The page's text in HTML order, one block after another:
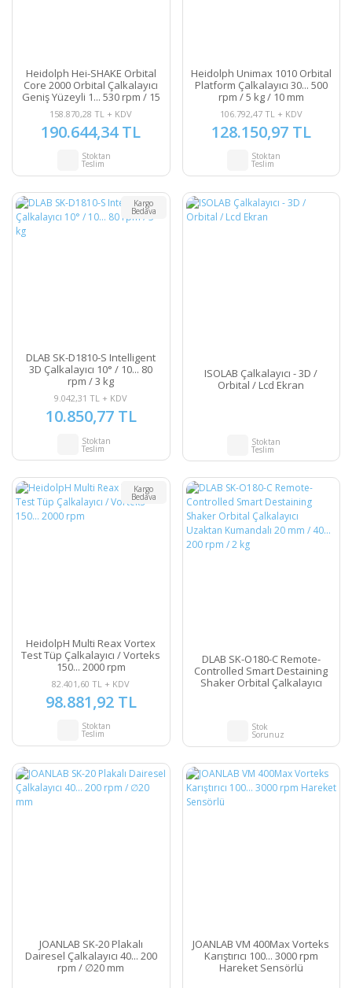
Heidolph Hei-SHAKE Orbital
Core 2000 Orbital Çalkalayıcı
Geniş Yüzeyli 1... 530 rpm / 15
kg / 20 mm
158.870,28 TL + KDV
190.644,34 TL
Stoktan
Teslim
Heidolph Unimax 1010 Orbital
Platform Çalkalayıcı 30... 500
rpm / 5 kg / 10 mm
106.792,47 TL + KDV
128.150,97 TL
Stoktan
Teslim
Kargo
Bedava
DLAB SK-D1810-S Intelligent
3D Çalkalayıcı 10° / 10... 80
rpm / 3 kg
9.042,31 TL + KDV
10.850,77 TL
Stoktan
Teslim
ISOLAB Çalkalayıcı - 3D /
Orbital / Lcd Ekran
Stoktan
Teslim
Kargo
Bedava
HeidolpH Multi Reax Vortex
Test Tüp Çalkalayıcı / Vorteks
150... 2000 rpm
82.401,60 TL + KDV
98.881,92 TL
Stoktan
Teslim
DLAB SK-O180-C Remote-
Controlled Smart Destaining
Shaker Orbital Çalkalayıcı
Stok
Sorunuz
JOANLAB SK-20 Plakalı
Dairesel Çalkalayıcı 40... 200
rpm / ∅20 mm
JOANLAB VM 400Max Vorteks
Karıştırıcı 100... 3000 rpm
Hareket Sensörlü